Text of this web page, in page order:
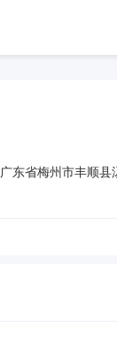
广东省梅州市丰顺